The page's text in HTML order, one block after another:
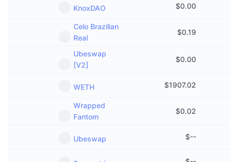
ICO календар
Календар на събитията
KnoxDAO $0.00
Celo Brazilian
Real
$0.19
Ubeswap
[V2]
$0.00
WETH $1907.02
Wrapped
Fantom
$0.02
Ubeswap $--